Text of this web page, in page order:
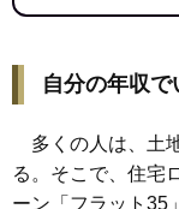
自分の年収で
多くの人は、土
る。そこで、住宅
ーン「フラット35